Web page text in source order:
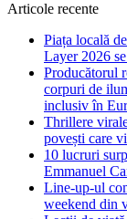
Articole recente
Piața locală
Layer 2026
Producătorul
corpuri de
inclusiv în
Thrillere
povești care
10 lucruri
Emmanuel
Line-up-ul
weekend din